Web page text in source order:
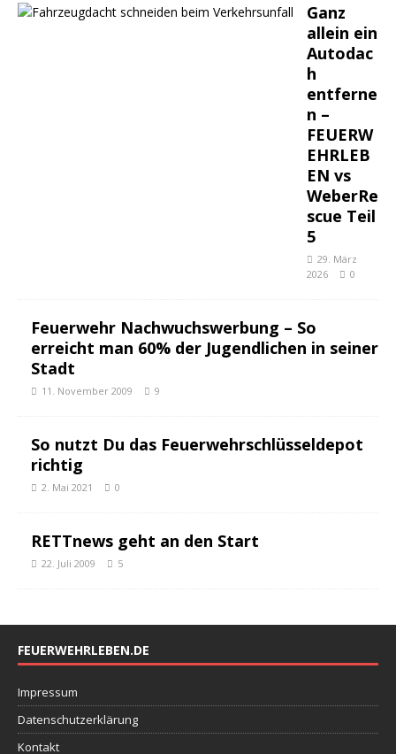
Ganz
allein ein
Autodac
h
entferne
n –
FEUERW
EHRLEB
EN vs
WeberRe
scue Teil
5
29. März
2026
0
Feuerwehr Nachwuchswerbung – So
erreicht man 60% der Jugendlichen in seiner
Stadt
11. November 2009 9
So nutzt Du das Feuerwehrschlüsseldepot
richtig
2. Mai 2021 0
RETTnews geht an den Start
22. Juli 2009 5
FEUERWEHRLEBEN.DE
Impressum
Datenschutzerklärung
Kontakt